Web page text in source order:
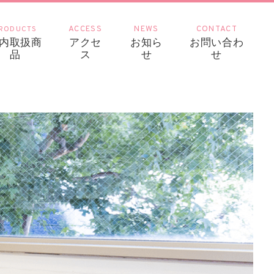
取扱商
品
ACCESS
アクセ
ス
NEWS
お知ら
せ
CONTACT
お問い合わ
せ